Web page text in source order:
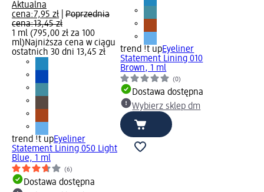
Aktualna
cena:7,95 zł
Poprzednia
cena:13,45 zł
1 ml (795,00 zł za 100
ml)Najniższa cena w ciągu
ostatnich 30 dni 13,45 zł
trend !t upEyeliner
Statement Lining 050 Light
Blue, 1 ml
(6)
Dostawa dostępna
trend !t upEyeliner
Statement Lining 010
Brown, 1 ml
(0)
Dostawa dostępna
Wybierz sklep dm